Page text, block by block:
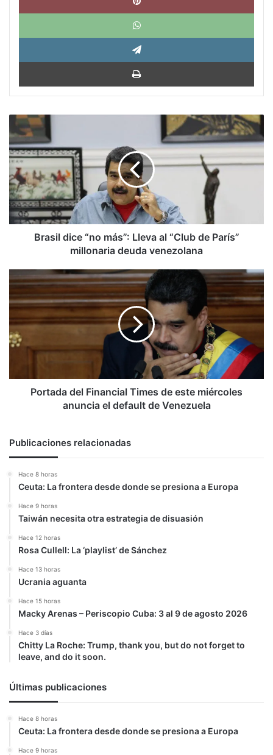
Brasil
dice
“no
más”:
Lleva
al
“Club
de
París”
millonariaBrasil dice “no más”: Lleva al “Club de París”
millonaria deuda venezolana
Portada
del
Financial
de
este
miércoles
el
defaultPortada del Financial Times de este miércoles
anuncia el default de Venezuela
Publicaciones relacionadas
Hace 8 horas
Ceuta: La frontera desde donde se presiona a Europa
Hace 9 horas
Taiwán necesita otra estrategia de disuasión
Hace 12 horas
Rosa Cullell: La ‘playlist’ de Sánchez
Hace 13 horas
Ucrania aguanta
Hace 15 horas
Macky Arenas – Periscopio Cuba: 3 al 9 de agosto 2026
Hace 3 días
Chitty La Roche: Trump, thank you, but do not forget to
leave, and do it soon.
Últimas publicaciones
Hace 8 horas
Ceuta: La frontera desde donde se presiona a Europa
Hace 9 horas